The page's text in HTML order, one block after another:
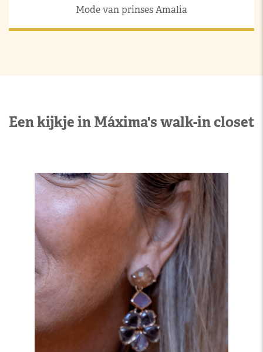
Mode van prinses Amalia
Een kijkje in Máxima's walk-in closet